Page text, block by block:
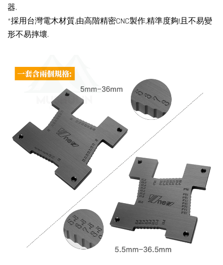
器.
*採用台灣電木材質,由高階精密CNC製作,精準度夠!且不易變
形不易摔壞.